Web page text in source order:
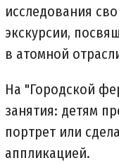
исследования
экскурсии,
в атомной
На "Городской
занятия: детям
портрет или
аппликацией.